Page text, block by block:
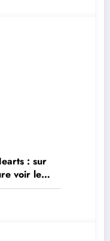
: sur
voir le